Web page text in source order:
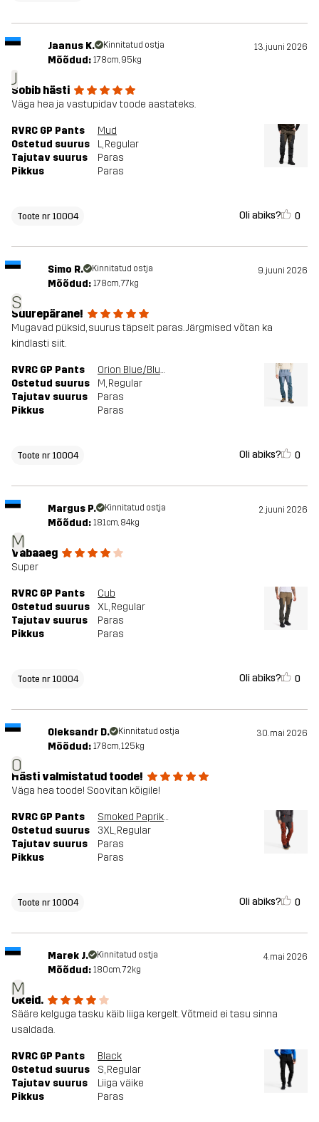
J
Jaanus K. Kinnitatud ostja 13. juuni 2026
Mõõdud: 178cm, 95kg
Sobib hästi
Väga hea ja vastupidav toode aastateks.
RVRC GP Pants
Mud
Ostetud suurus
L, Regular
Tajutav suurus
Paras
Pikkus
Paras
Toote nr 10004 Oli abiks? 0
S
Simo R. Kinnitatud ostja 9. juuni 2026
Mõõdud: 178cm, 77kg
Suurepärane!
Mugavad püksid, suurus täpselt paras. Järgmised võtan ka
kindlasti siit.
RVRC GP Pants
Orion Blue/Blue Mirage
Ostetud suurus
M, Regular
Tajutav suurus
Paras
Pikkus
Paras
Toote nr 10004 Oli abiks? 0
M
Margus P. Kinnitatud ostja 2. juuni 2026
Mõõdud: 181cm, 84kg
Vabaaeg
Super
RVRC GP Pants
Cub
Ostetud suurus
XL, Regular
Tajutav suurus
Paras
Pikkus
Paras
Toote nr 10004 Oli abiks? 0
O
Oleksandr D. Kinnitatud ostja 30. mai 2026
Mõõdud: 178cm, 125kg
Hästi valmistatud toode!
Väga hea toode! Soovitan kõigile!
RVRC GP Pants
Smoked Paprika/Anthracite
Ostetud suurus
3XL, Regular
Tajutav suurus
Paras
Pikkus
Paras
Toote nr 10004 Oli abiks? 0
M
Marek J. Kinnitatud ostja 4. mai 2026
Mõõdud: 180cm, 72kg
Okeid.
Sääre kelguga tasku käib liiga kergelt. Võtmeid ei tasu sinna
usaldada.
RVRC GP Pants
Black
Ostetud suurus
S, Regular
Tajutav suurus
Liiga väike
Pikkus
Paras